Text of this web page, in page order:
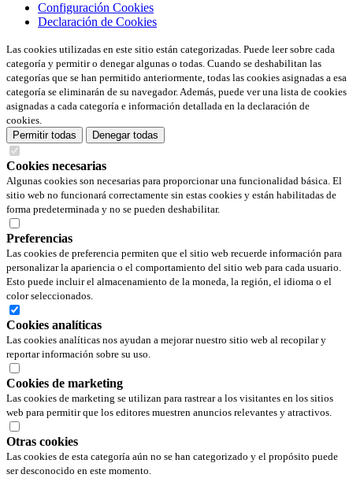
Configuración Cookies
Declaración de Cookies
Las cookies utilizadas en este sitio están categorizadas. Puede leer sobre cada
categoría y permitir o denegar algunas o todas. Cuando se deshabilitan las
categorías que se han permitido anteriormente, todas las cookies asignadas a esa
categoría se eliminarán de su navegador. Además, puede ver una lista de cookies
asignadas a cada categoría e información detallada en la declaración de
cookies.
Permitir todas
Denegar todas
Cookies necesarias
Algunas cookies son necesarias para proporcionar una funcionalidad básica. El
sitio web no funcionará correctamente sin estas cookies y están habilitadas de
forma predeterminada y no se pueden deshabilitar.
Preferencias
Las cookies de preferencia permiten que el sitio web recuerde información para
personalizar la apariencia o el comportamiento del sitio web para cada usuario.
Esto puede incluir el almacenamiento de la moneda, la región, el idioma o el
color seleccionados.
Cookies analíticas
Las cookies analíticas nos ayudan a mejorar nuestro sitio web al recopilar y
reportar información sobre su uso.
Cookies de marketing
Las cookies de marketing se utilizan para rastrear a los visitantes en los sitios
web para permitir que los editores muestren anuncios relevantes y atractivos.
Otras cookies
Las cookies de esta categoría aún no se han categorizado y el propósito puede
ser desconocido en este momento.